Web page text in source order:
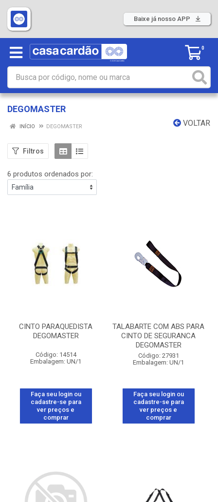
Baixe já nosso APP
0
DEGOMASTER
VOLTAR
INÍCIO DEGOMASTER
Filtros
6 produtos ordenados por:
CINTO PARAQUEDISTA
DEGOMASTER
Código: 14514
Embalagem: UN/1
Faça seu login ou
cadastre-se para
ver preços e
comprar
TALABARTE COM ABS PARA
CINTO DE SEGURANCA
DEGOMASTER
Código: 27931
Embalagem: UN/1
Faça seu login ou
cadastre-se para
ver preços e
comprar